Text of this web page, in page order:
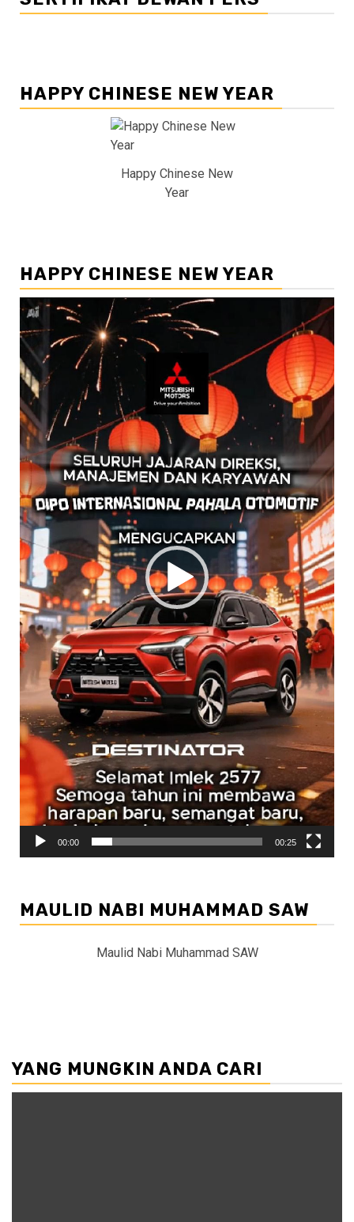
HAPPY CHINESE NEW YEAR
Happy Chinese New
Year
HAPPY CHINESE NEW YEAR
Pemutar
00:00 00:25
MAULID NABI MUHAMMAD SAW
Maulid Nabi Muhammad SAW
YANG MUNGKIN ANDA CARI